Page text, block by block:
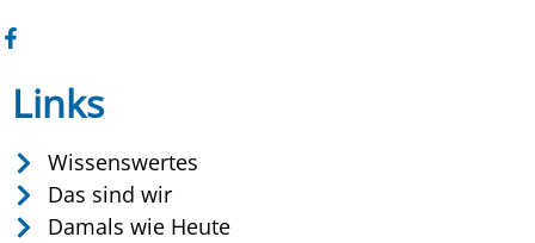
Links
Wissenswertes
Das sind wir
Damals wie Heute